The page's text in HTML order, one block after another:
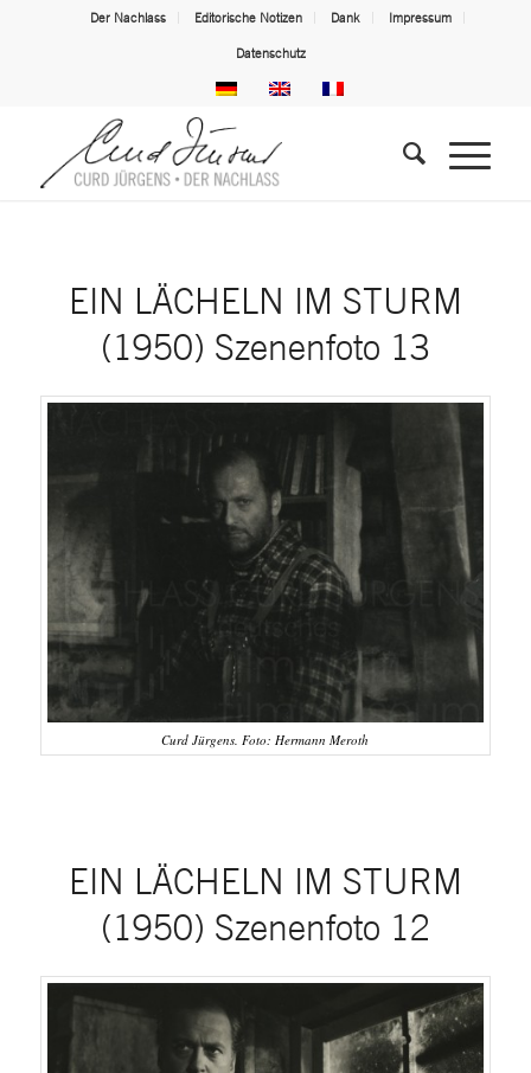
Der Nachlass Editorische Notizen Dank Impressum
Datenschutz
EIN LÄCHELN IM STURM
(1950) Szenenfoto 13
Curd Jürgens. Foto: Hermann Meroth
EIN LÄCHELN IM STURM
(1950) Szenenfoto 12